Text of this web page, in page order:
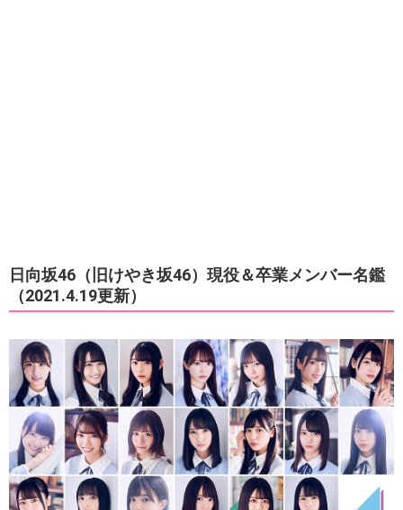
日向坂46（旧けやき坂46）現役＆卒業メンバー名鑑
（2021.4.19更新）